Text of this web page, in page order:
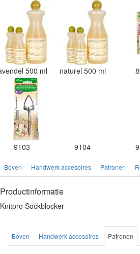
500 ml naturel 500 ml
9103 9104
Boven Handwerk accesoires Patronen
Productinformatie
Knitpro Sockblocker
Boven Handwerk accesoires Patronen